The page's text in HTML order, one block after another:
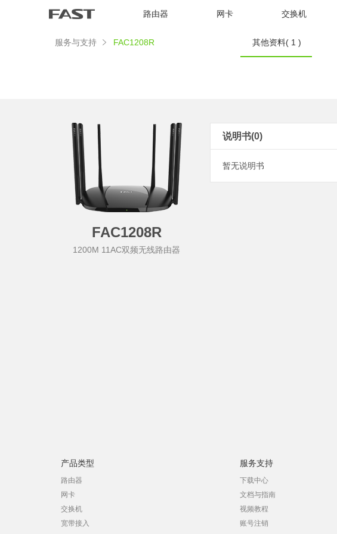
路由器 网卡 交换机
服务与支持 FAC1208R 其他资料( 1 )
FAC1208R
1200M 11AC双频无线路由器
说明书(0)
暂无说明书
产品类型
路由器
网卡
交换机
宽带接入
服务支持
下载中心
文档与指南
视频教程
账号注销